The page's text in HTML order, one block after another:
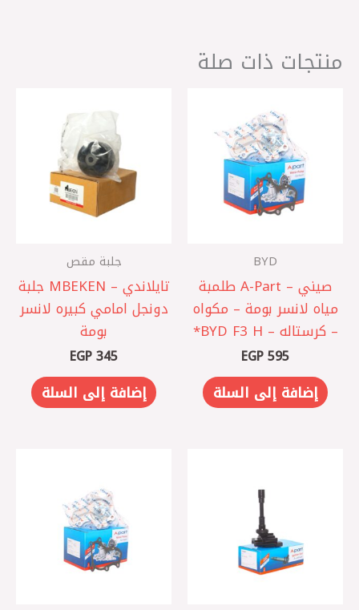
منتجات ذات صلة
BYD
صيني – A-Part طلمبة
مياه لانسر بومة – مكواه
– كرستاله – BYD F3 H*
EGP595
إضافة إلى السلة
جلبة مقص
تايلاندي – MBEKEN جلبة
دونجل امامي كبيره لانسر
بومة
EGP345
إضافة إلى السلة